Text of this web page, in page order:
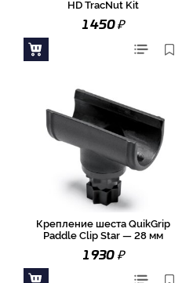
HD TracNut Kit
1 450₽
Крепление шеста QuikGrip
Paddle Clip Star — 28 мм
1 930₽